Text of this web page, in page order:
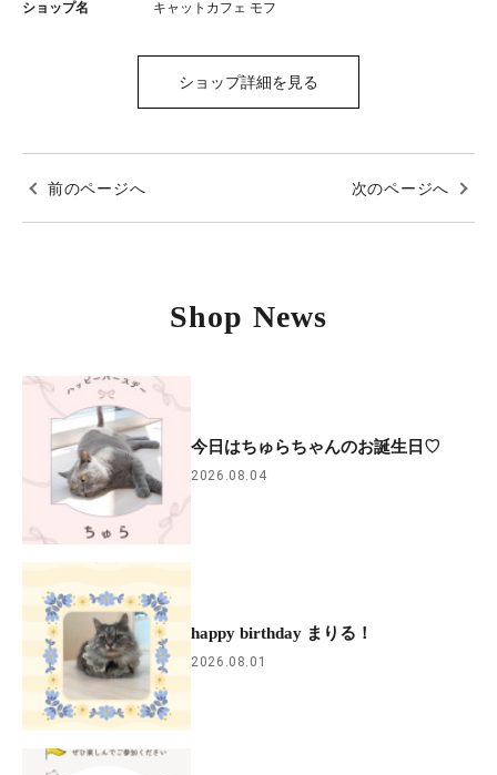
ショップ名 キャットカフェ モフ
ショップ詳細を見る
前のページへ 次のページへ
Shop News
今日はちゅらちゃんのお誕生日♡
2026.08.04
happy birthday まりる！
2026.08.01